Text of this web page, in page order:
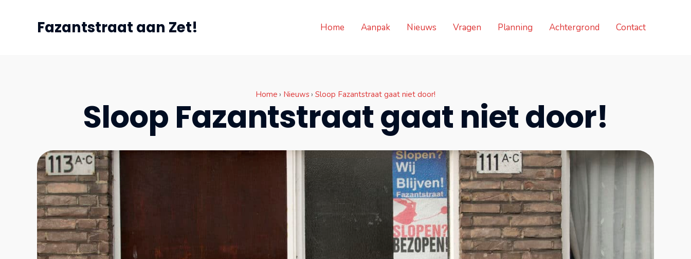
Fazantstraat aan Zet! Home Aanpak Nieuws Vragen Planning Achtergrond Contact
Home › Nieuws › Sloop Fazantstraat gaat niet door!
Sloop Fazantstraat gaat niet door!